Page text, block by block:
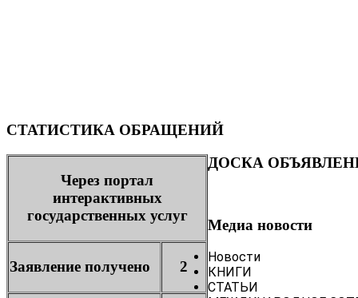
СТАТИСТИКА ОБРАЩЕНИЙ
Через портал
интерактивных
государственных услуг
Заявление получено 2
ДОСКА
Медиа новости
Новости
КНИГИ
СТАТЬИ